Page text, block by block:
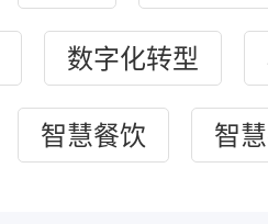
数字化转型
智慧餐饮 智